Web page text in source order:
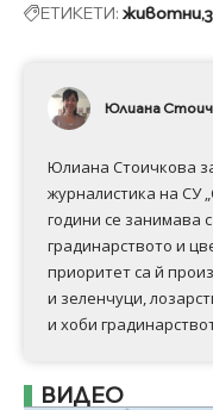
ЕТИКЕТИ: животни
Юлиана
Юлиана Стоичкова
журналистика на СУ
години се занимава
градинарството и
приоритет са й
и зеленчуци,
и хоби
ВИДЕО